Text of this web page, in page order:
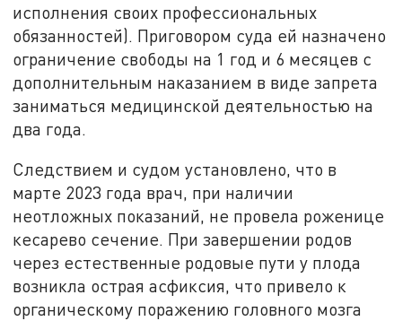
исполнения своих профессиональных
обязанностей). Приговором суда ей назначено
ограничение свободы на 1 год и 6 месяцев с
дополнительным наказанием в виде запрета
заниматься медицинской деятельностью на
два года.
Следствием и судом установлено, что в
марте 2023 года врач, при наличии
неотложных показаний, не провела роженице
кесарево сечение. При завершении родов
через естественные родовые пути у плода
возникла острая асфиксия, что привело к
органическому поражению головного мозга